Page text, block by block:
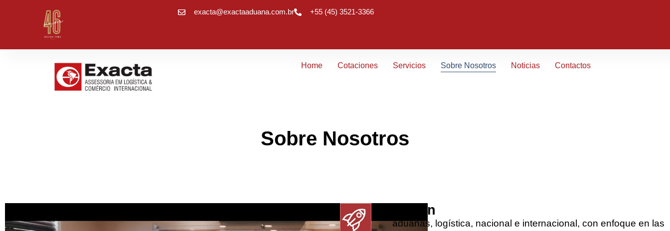
exacta@exactaaduana.com.br +55 (45) 3521-3366
Home Cotaciones Servicios Sobre Nosotros Noticias Contactos
Sobre Nosotros
Misión
aduanas, logística, nacional e internacional, con enfoque en las